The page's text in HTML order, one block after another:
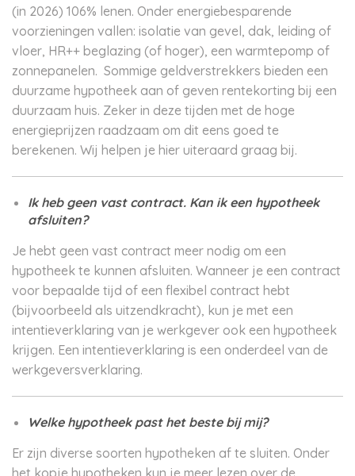
(in 2026) 106% lenen. Onder energiebesparende
voorzieningen vallen: isolatie van gevel, dak, leiding of
vloer, HR++ beglazing (of hoger), een warmtepomp of
zonnepanelen. Sommige geldverstrekkers bieden een
duurzame hypotheek aan of geven rentekorting bij een
duurzaam huis. Zeker in deze tijden met de hoge
energieprijzen raadzaam om dit eens goed te
berekenen. Wij helpen je hier uiteraard graag bij.
Ik heb geen vast contract. Kan ik een hypotheek
afsluiten?
Je hebt geen vast contract meer nodig om een
hypotheek te kunnen afsluiten. Wanneer je een contract
voor bepaalde tijd of een flexibel contract hebt
(bijvoorbeeld als uitzendkracht), kun je met een
intentieverklaring van je werkgever ook een hypotheek
krijgen. Een intentieverklaring is een onderdeel van de
werkgeversverklaring.
Welke hypotheek past het beste bij mij?
Er zijn diverse soorten hypotheken af te sluiten. Onder
het kopje hypotheken kun je meer lezen over de